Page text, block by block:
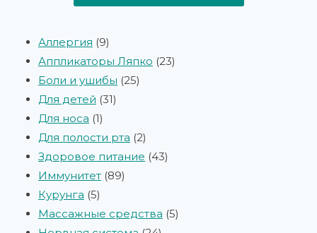
Аллергия 9
Аппликаторы Ляпко 23
Боли и ушибы 25
Для детей 31
Для носа 1
Для полости рта 2
Здоровое питание 43
Иммунитет 89
Курунга 5
Массажные средства 5